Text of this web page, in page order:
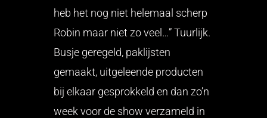
heb het nog niet helemaal scherp
Robin maar niet zo veel…” Tuurlijk.
Busje geregeld, paklijsten
gemaakt, uitgeleende producten
bij elkaar gesprokkeld en dan zo’n
week voor de show verzameld in